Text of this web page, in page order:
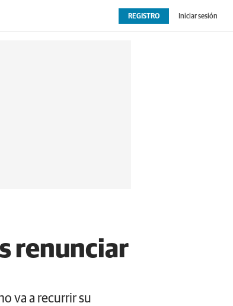
EXTRAS
REGISTRO Iniciar sesión
renunciar
va a recurrir su